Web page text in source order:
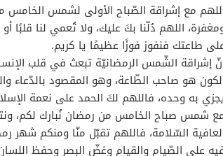
مع إشراقة الصّباح الأولى لشمس الخامس
اللهم دُلّنا بكَ عليك، ولا تُعمي لنا قلبًا
طاعتك فنفوز فوزًا عظيمًا يا كريم.
إشراقة الشّمس الرمضانيّة تبعث في قلب
هو صاحب الطّاعة، وهو المقصود بالدّعاء
به وحده، فاللهم لكَ الحمد على نعمة
شمس صباح الخامس من رمضان نُبارك لكم،
السّلامة، فاللهم تقبّل منّا ومنكم شهر
على الصّيام والقيام وغضّ البصر وحفظ